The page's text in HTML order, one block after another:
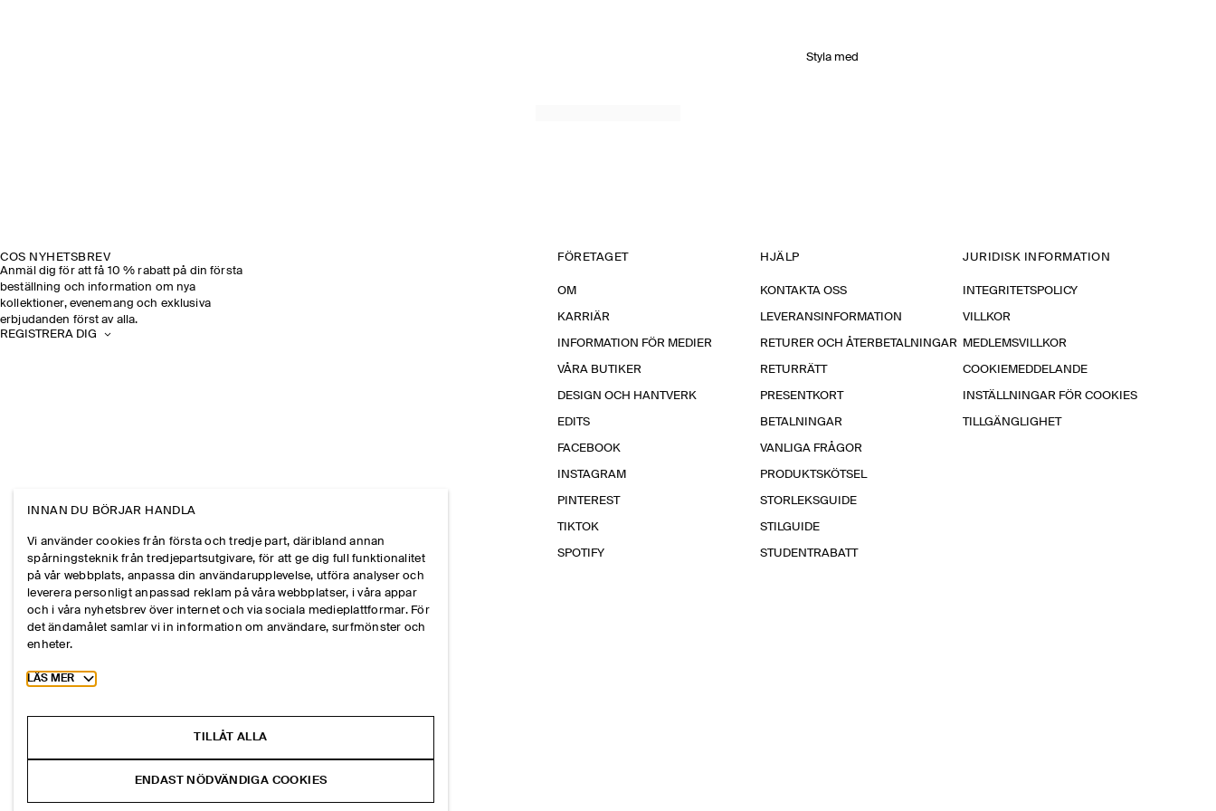
Styla med
COS NYHETSBREV
Anmäl dig för att få 10 % rabatt på din första
beställning och information om nya
kollektioner, evenemang och exklusiva
erbjudanden först av alla.
REGISTRERA DIG
FÖRETAGET
OM
KARRIÄR
INFORMATION FÖR MEDIER
VÅRA BUTIKER
DESIGN OCH HANTVERK
EDITS
FACEBOOK
INSTAGRAM
PINTEREST
TIKTOK
SPOTIFY
HJÄLP
KONTAKTA OSS
LEVERANSINFORMATION
RETURER OCH ÅTERBETALNINGAR
RETURRÄTT
PRESENTKORT
BETALNINGAR
VANLIGA FRÅGOR
PRODUKTSKÖTSEL
STORLEKSGUIDE
STILGUIDE
STUDENTRABATT
JURIDISK INFORMATION
INTEGRITETSPOLICY
VILLKOR
MEDLEMSVILLKOR
COOKIEMEDDELANDE
INSTÄLLNINGAR FÖR COOKIES
TILLGÄNGLIGHET
INNAN DU BÖRJAR HANDLA
Vi använder cookies från första och tredje part, däribland annan
spårningsteknik från tredjepartsutgivare, för att ge dig full funktionalitet
på vår webbplats, anpassa din användarupplevelse, utföra analyser och
leverera personligt anpassad reklam på våra webbplatser, i våra appar
och i våra nyhetsbrev över internet och via sociala medieplattformar. För
det ändamålet samlar vi in information om användare, surfmönster och
enheter.
Toggle more cookie information
LÄS MER
TILLÅT ALLA
ENDAST NÖDVÄNDIGA COOKIES